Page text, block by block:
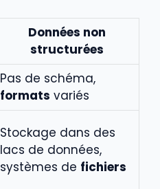
Données non
structurées
Pas de schéma,
formats variés
Stockage dans des
lacs de données,
systèmes de fichiers